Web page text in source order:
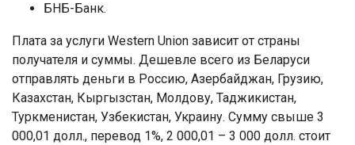
БНБ-Банк.
Плата за услуги Western Union зависит от страны
получателя и суммы. Дешевле всего из Беларуси
отправлять деньги в Россию, Азербайджан, Грузию,
Казахстан, Кыргызстан, Молдову, Таджикистан,
Туркменистан, Узбекистан, Украину. Сумму свыше 3
000,01 долл., перевод 1%, 2 000,01 – 3 000 долл. стоит